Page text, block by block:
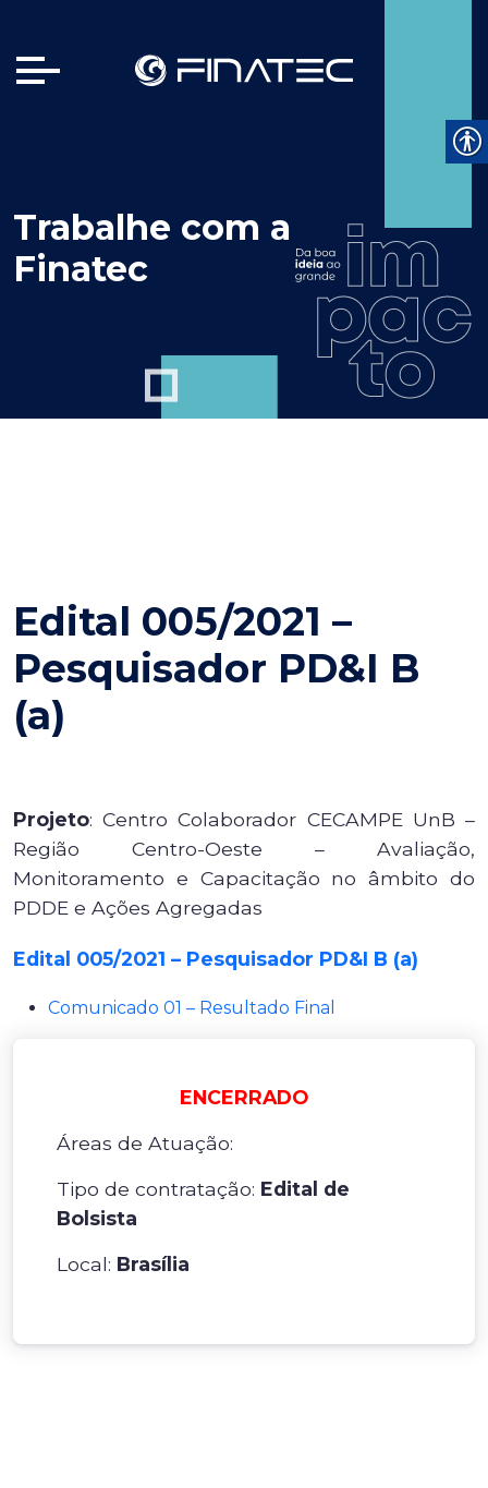
Trabalhe com a
Finatec
Edital 005/2021 –
Pesquisador PD&I B
(a)
Projeto: Centro Colaborador CECAMPE UnB –
Região Centro-Oeste – Avaliação,
Monitoramento e Capacitação no âmbito do
PDDE e Ações Agregadas
Edital 005/2021 – Pesquisador PD&I B (a)
Comunicado 01 – Resultado Final
ENCERRADO
Áreas de Atuação:
Tipo de contratação: Edital de
Bolsista
Local: Brasília